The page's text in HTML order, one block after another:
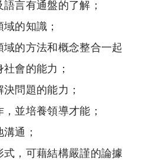
言有通盤的了解；
的知識；
的方法和概念整合一起
會的能力；
問題的能力；
並培養領導才能；
通；
，可藉結構嚴謹的論據